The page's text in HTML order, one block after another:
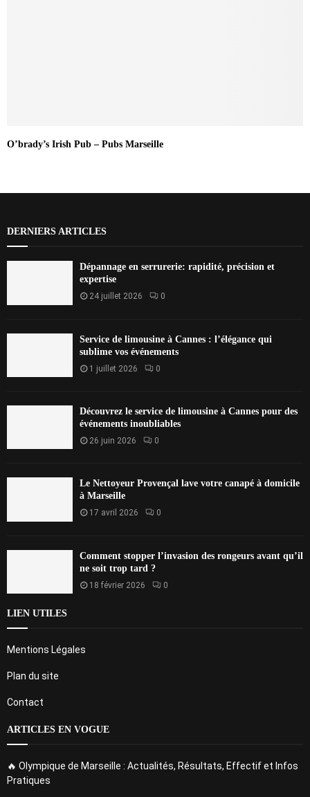
O’brady’s Irish Pub – Pubs Marseille
DERNIERS ARTICLES
Dépannage en serrurerie: rapidité, précision et
expertise
24 juillet 2026 0
Service de limousine à Cannes : l’élégance qui
sublime vos événements
1 juillet 2026 0
Découvrez le service de limousine à Cannes pour des
événements inoubliables
26 juin 2026 0
Le Nettoyeur Provençal lave votre canapé à domicile
à Marseille
17 avril 2026 0
Comment stopper l’invasion des rongeurs avant qu’il
ne soit trop tard ?
18 février 2026 0
LIEN UTILES
Mentions Légales
Plan du site
Contact
ARTICLES EN VOGUE
🔥 Olympique de Marseille : Actualités, Résultats, Effectif et Infos
Pratiques